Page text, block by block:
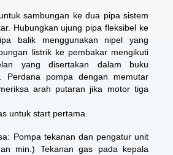
sambungan ke dua pipa sistem
Hubungkan ujung pipa fleksibel ke
balik menggunakan nipel yang
listrik ke pembakar mengikuti
yang disertakan dalam buku
Perdana pompa dengan memutar
arah putaran jika motor tiga
untuk start pertama.
Pompa tekanan dan pengatur unit
min.) Tekanan gas pada kepala